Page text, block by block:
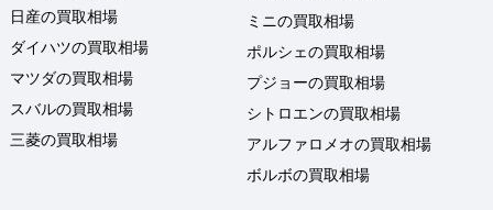
日産の買取相場
ダイハツの買取相場
マツダの買取相場
スバルの買取相場
三菱の買取相場
ミニの買取相場
ポルシェの買取相場
プジョーの買取相場
シトロエンの買取相場
アルファロメオの買取相場
ボルボの買取相場